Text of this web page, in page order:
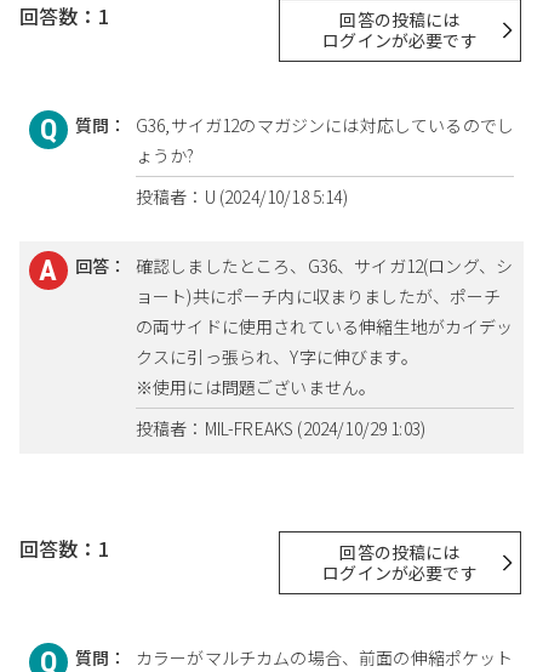
回答数：1
回答の投稿には
ログインが必要です
質問：
G36,サイガ12のマガジンには対応しているのでし
ょうか?
投稿者：U (2024/10/18 5:14)
回答：
確認しましたところ、G36、サイガ12(ロング、シ
ョート)共にポーチ内に収まりましたが、ポーチ
の両サイドに使用されている伸縮生地がカイデッ
クスに引っ張られ、Y字に伸びます。
※使用には問題ございません。
投稿者：MIL-FREAKS (2024/10/29 1:03)
回答数：1
回答の投稿には
ログインが必要です
質問：
カラーがマルチカムの場合、前面の伸縮ポケット